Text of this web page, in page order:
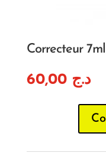
Correcteur
د.ج 60,00